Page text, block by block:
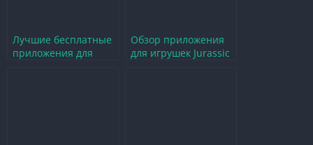
Лучшие бесплатные
приложения для
Обзор приложения
для игрушек Jurassic